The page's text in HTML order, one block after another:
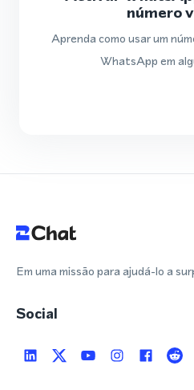
número
Aprenda como usar um
WhatsApp em
Em uma missão para ajudá-lo a
Social